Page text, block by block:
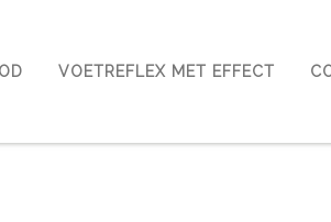
VOETREFLEX MET EFFECT